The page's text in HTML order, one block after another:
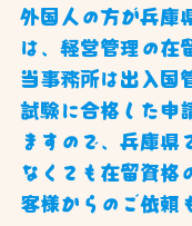
外国人の方が兵庫
は、経営管理の在
当事務所は出入国
試験に合格した申
ますので、兵庫県
なくても在留資格
客様からのご依頼